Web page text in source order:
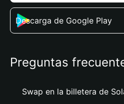
Descarga de Google Play
Preguntas
Swap en la billetera de